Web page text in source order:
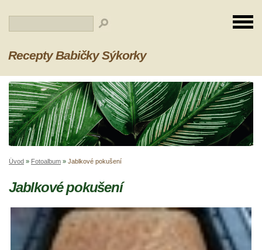
Recepty Babičky Sýkorky
Úvod » Fotoalbum » Jablkové pokušení
Jablkové pokušení